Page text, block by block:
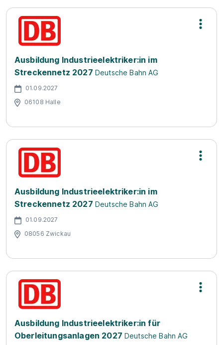
Ausbildung Industrieelektriker:in im
Streckennetz 2027 Deutsche Bahn AG
01.09.2027
06108 Halle
Ausbildung Industrieelektriker:in im
Streckennetz 2027 Deutsche Bahn AG
01.09.2027
08056 Zwickau
Ausbildung Industrieelektriker:in für
Oberleitungsanlagen 2027 Deutsche Bahn AG